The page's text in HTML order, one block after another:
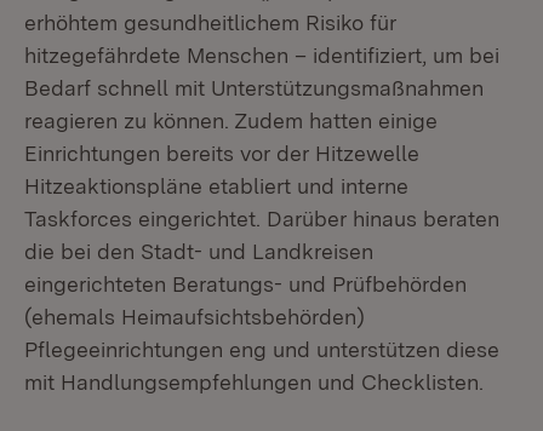
erhöhtem gesundheitlichem Risiko für
hitzegefährdete Menschen – identifiziert, um bei
Bedarf schnell mit Unterstützungsmaßnahmen
reagieren zu können. Zudem hatten einige
Einrichtungen bereits vor der Hitzewelle
Hitzeaktionspläne etabliert und interne
Taskforces eingerichtet. Darüber hinaus beraten
die bei den Stadt- und Landkreisen
eingerichteten Beratungs- und Prüfbehörden
(ehemals Heimaufsichtsbehörden)
Pflegeeinrichtungen eng und unterstützen diese
mit Handlungsempfehlungen und Checklisten.